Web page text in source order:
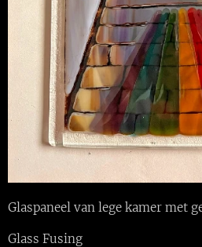
Glaspaneel van lege kamer met
Glass Fusing